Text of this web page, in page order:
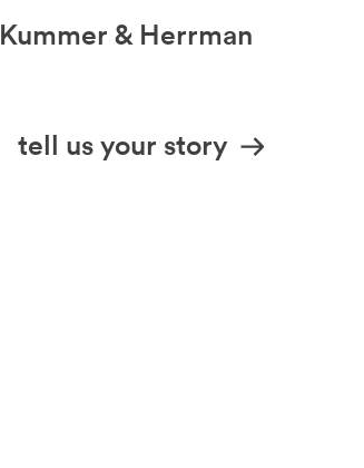
Kummer & Herrman
tell us your story